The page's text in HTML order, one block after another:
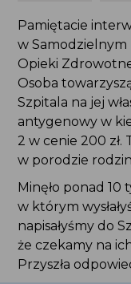
Pamiętacie
w Samodzielnym
Opieki
Osoba
Szpitala na jej
antygenowy w
2 w cenie 200
w porodzie
Minęło ponad 10
w którym
napisałyśmy do
że czekamy na
Przyszła